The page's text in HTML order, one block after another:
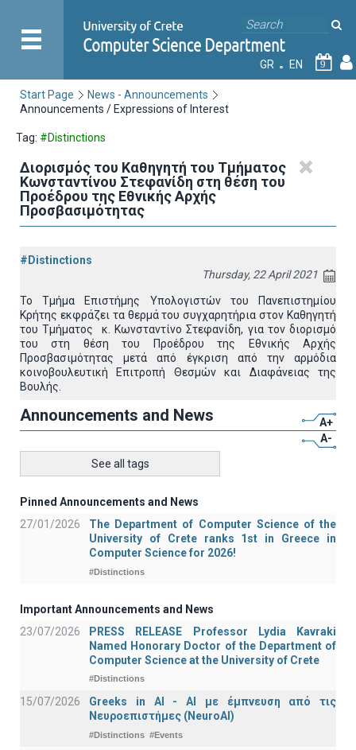
GR EN 9
Start Page
News - Announcements
Announcements / Expressions of Interest
Tag: #Distinctions
Διορισμός του Καθηγητή του Τμήματος
Κωνσταντίνου Στεφανίδη στη θέση του
Προέδρου της Εθνικής Αρχής
Προσβασιμότητας
#Distinctions
Thursday, 22 April 2021
Το Τμήμα Επιστήμης Υπολογιστών του Πανεπιστημίου
Κρήτης εκφράζει τα θερμά του συγχαρητήρια στον Καθηγητή
του Τμήματος κ. Κωνσταντίνο Στεφανίδη, για τον διορισμό
του στη θέση του Προέδρου της Εθνικής Αρχής
Προσβασιμότητας μετά από έγκριση από την αρμόδια
κοινοβουλευτική Επιτροπή Θεσμών και Διαφάνειας της
Βουλής.
Announcements and News
A+
A-
See all tags
Pinned Announcements and News
27/01/2026
The Department of Computer Science of the
University of Crete ranks 1st in Greece in
Computer Science for 2026!
#Distinctions
Important Announcements and News
23/07/2026
PRESS RELEASE Professor Lydia Kavraki
Named Honorary Doctor of the Department of
Computer Science at the University of Crete
#Distinctions
15/07/2026
Greeks in AI - ΑΙ με έμπνευση από τις
Νευροεπιστήμες (NeuroAI)
#Distinctions #Events